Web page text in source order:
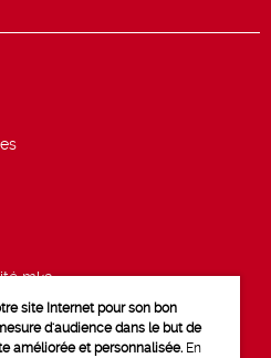
mk2
site Internet pour son bon
d'audience dans le but de
améliorée et personnalisée. En